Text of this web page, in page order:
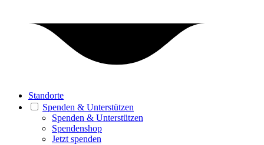
Standorte
Spenden & Unterstützen
Spenden & Unterstützen
Spendenshop
Jetzt spenden